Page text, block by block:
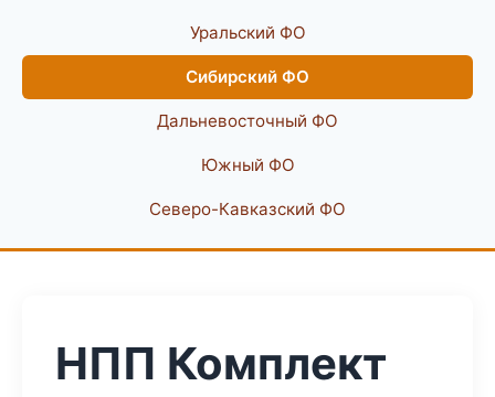
Уральский ФО
Сибирский ФО
Дальневосточный ФО
Южный ФО
Северо-Кавказский ФО
НПП Комплект